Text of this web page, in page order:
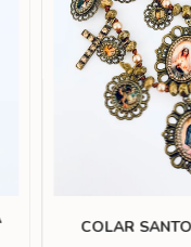
COLAR